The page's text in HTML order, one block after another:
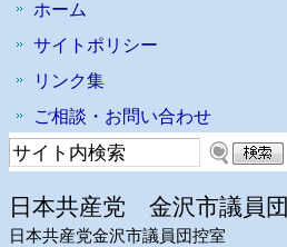
ホーム
サイトポリシー
リンク集
ご相談・お問い合わせ
日本共産党 金沢市議員団
日本共産党金沢市議員団控室